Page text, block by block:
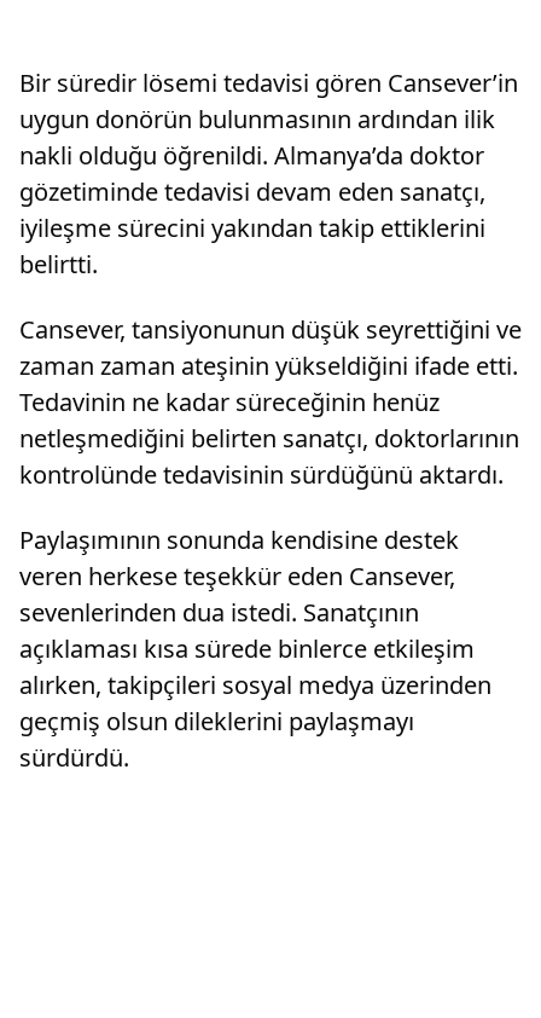
Bir süredir lösemi tedavisi gören Cansever’in
uygun donörün bulunmasının ardından ilik
nakli olduğu öğrenildi. Almanya’da doktor
gözetiminde tedavisi devam eden sanatçı,
iyileşme sürecini yakından takip ettiklerini
belirtti.
Cansever, tansiyonunun düşük seyrettiğini ve
zaman zaman ateşinin yükseldiğini ifade etti.
Tedavinin ne kadar süreceğinin henüz
netleşmediğini belirten sanatçı, doktorlarının
kontrolünde tedavisinin sürdüğünü aktardı.
Paylaşımının sonunda kendisine destek
veren herkese teşekkür eden Cansever,
sevenlerinden dua istedi. Sanatçının
açıklaması kısa sürede binlerce etkileşim
alırken, takipçileri sosyal medya üzerinden
geçmiş olsun dileklerini paylaşmayı
sürdürdü.